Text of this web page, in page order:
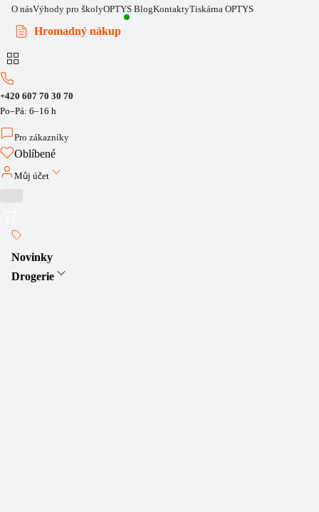
O násVýhody pro školyOPTYS BlogKontaktyTiskárna OPTYS
Hromadný nákup
+420 607 70 30 70
Po–Pá: 6–16 h
Pro zákazníky
Oblíbené
Můj účet
Novinky
Drogerie